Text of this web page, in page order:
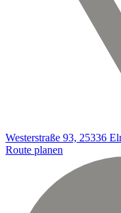
Westerstraße 93, 25336
Route planen